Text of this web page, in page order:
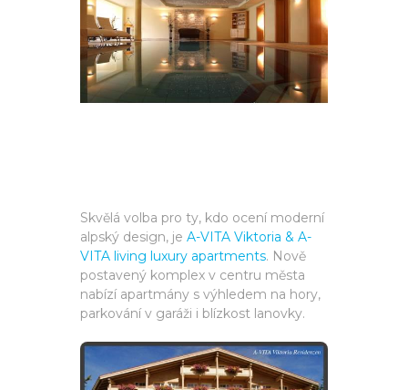
Skvělá volba pro ty, kdo ocení moderní
alpský design, je A-VITA Viktoria & A-
VITA living luxury apartments. Nově
postavený komplex v centru města
nabízí apartmány s výhledem na hory,
parkování v garáži i blízkost lanovky.